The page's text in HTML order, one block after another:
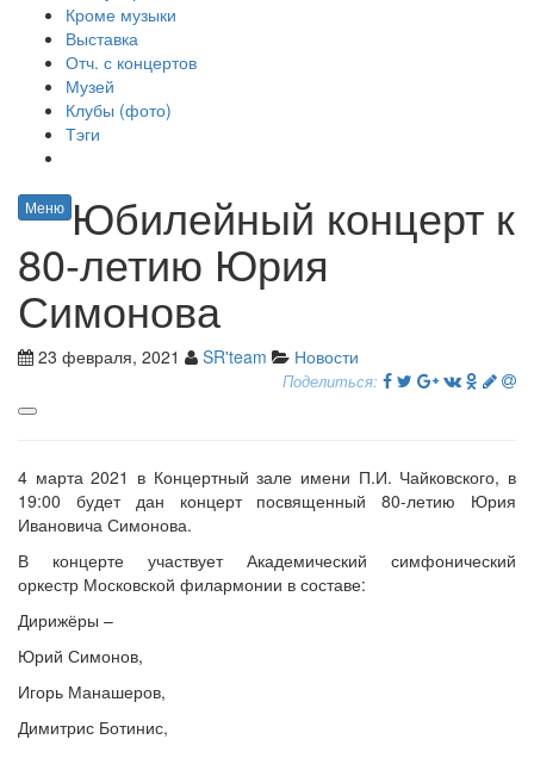
Кроме музыки
Выставка
Отч. с концертов
Музей
Клубы (фото)
Тэги
Меню Юбилейный концерт к
80-летию Юрия
Симонова
23 февраля, 2021 SR'team Новости
Поделиться:
4 марта 2021 в Концертный зале имени П.И. Чайковского, в
19:00 будет дан концерт посвященный 80-летию Юрия
Ивановича Симонова.
В концерте участвует Академический симфонический
оркестр Московской филармонии в составе:
Дирижёры –
Юрий Симонов,
Игорь Манашеров,
Димитрис Ботинис,